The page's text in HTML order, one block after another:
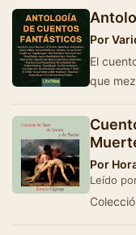
Por
El
que
Por
Leído